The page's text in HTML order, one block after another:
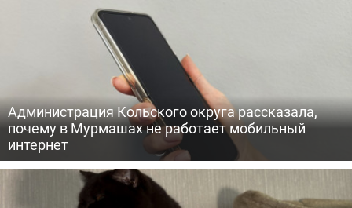
Администрация Кольского округа рассказала,
почему в Мурмашах не работает мобильный
интернет